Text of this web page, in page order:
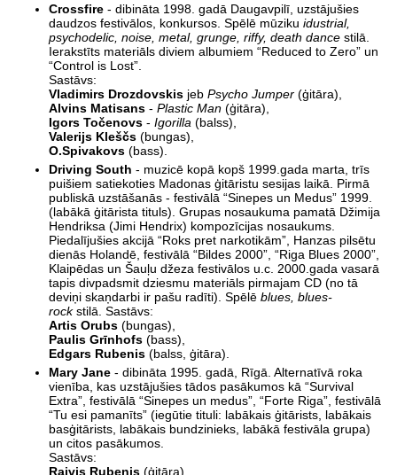
Crossfire - dibināta 1998. gadā Daugavpilī, uzstājušies
daudzos festivālos, konkursos. Spēlē mūziku idustrial,
psychodelic, noise, metal, grunge, riffy, death dance stilā.
Ierakstīts materiāls diviem albumiem “Reduced to Zero” un
“Control is Lost”.
Sastāvs:
Vladimirs Drozdovskis jeb Psycho Jumper (ģitāra),
Alvins Matisans - Plastic Man (ģitāra),
Igors Točenovs - Igorilla (balss),
Valerijs Kleščs (bungas),
O.Spivakovs (bass).
Driving South - muzicē kopā kopš 1999.gada marta, trīs
puišiem satiekoties Madonas ģitāristu sesijas laikā. Pirmā
publiskā uzstāšanās - festivālā “Sinepes un Medus” 1999.
(labākā ģitārista tituls). Grupas nosaukuma pamatā Džimija
Hendriksa (Jimi Hendrix) kompozīcijas nosaukums.
Piedalījušies akcijā “Roks pret narkotikām”, Hanzas pilsētu
dienās Holandē, festivālā “Bildes 2000”, “Riga Blues 2000”,
Klaipēdas un Šauļu džeza festivālos u.c. 2000.gada vasarā
tapis divpadsmit dziesmu materiāls pirmajam CD (no tā
deviņi skaņdarbi ir pašu radīti). Spēlē blues, blues-
rockstilā. Sastāvs:
Artis Orubs (bungas),
Paulis Grīnhofs (bass),
Edgars Rubenis (balss, ģitāra).
Mary Jane - dibināta 1995. gadā, Rīgā. Alternatīvā roka
vienība, kas uzstājušies tādos pasākumos kā “Survival
Extra”, festivālā “Sinepes un medus”, “Forte Riga”, festivālā
“Tu esi pamanīts” (iegūtie tituli: labākais ģitārists, labākais
basģitārists, labākais bundzinieks, labākā festivāla grupa)
un citos pasākumos.
Sastāvs:
Raivis Rubenis (ģitāra),